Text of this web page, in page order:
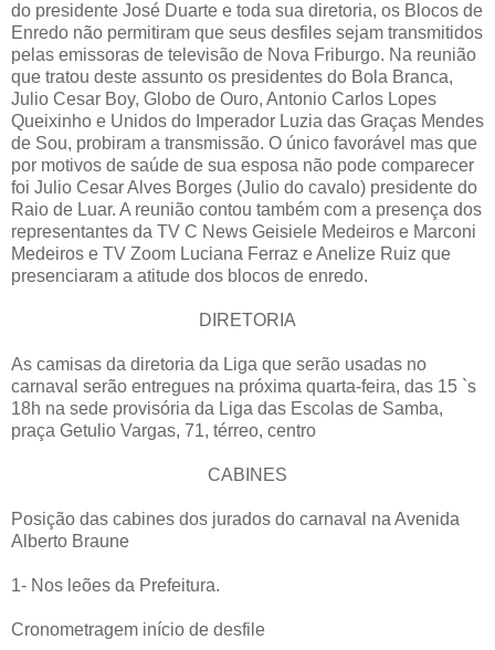
do presidente José Duarte e toda sua diretoria, os Blocos de
Enredo não permitiram que seus desfiles sejam transmitidos
pelas emissoras de televisão de Nova Friburgo. Na reunião
que tratou deste assunto os presidentes do Bola Branca,
Julio Cesar Boy, Globo de Ouro, Antonio Carlos Lopes
Queixinho e Unidos do Imperador Luzia das Graças Mendes
de Sou, probiram a transmissão. O único favorável mas que
por motivos de saúde de sua esposa não pode comparecer
foi Julio Cesar Alves Borges (Julio do cavalo) presidente do
Raio de Luar. A reunião contou também com a presença dos
representantes da TV C News Geisiele Medeiros e Marconi
Medeiros e TV Zoom Luciana Ferraz e Anelize Ruiz que
presenciaram a atitude dos blocos de enredo.
DIRETORIA
As camisas da diretoria da Liga que serão usadas no
carnaval serão entregues na próxima quarta-feira, das 15 `s
18h na sede provisória da Liga das Escolas de Samba,
praça Getulio Vargas, 71, térreo, centro
CABINES
Posição das cabines dos jurados do carnaval na Avenida
Alberto Braune
1- Nos leões da Prefeitura.
Cronometragem início de desfile